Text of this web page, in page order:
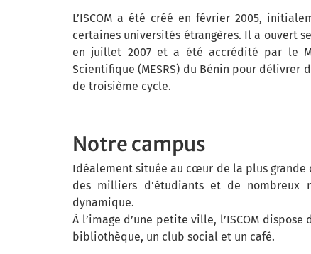
L’ISCOM a été créé en février 2005,
certaines universités étrangères. Il a ouvert
en juillet 2007 et a été accrédité par le
Scientifique (MESRS) du Bénin pour délivrer
de troisième cycle.
Notre campus
Idéalement située au cœur de la plus grande
des milliers d’étudiants et de nombreux
dynamique.
À l’image d’une petite ville, l’ISCOM
bibliothèque, un club social et un café.